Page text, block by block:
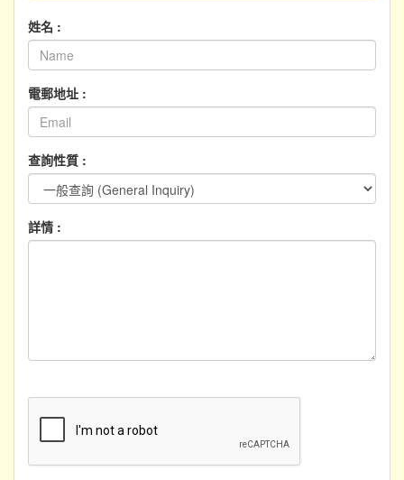
姓名 :
電郵地址 :
查詢性質 :
詳情 :